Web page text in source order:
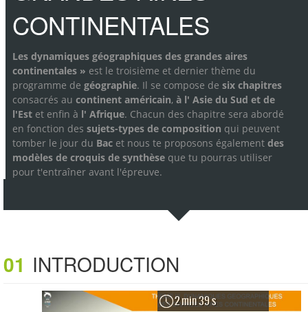
CONTINENTALES
Les dynamiques géographiques des grandes aires
continentales » est le troisième et dernier thème du
programme de géographie. Il se compose de six chapitres
consacrés au continent américain, à l' Asie du Sud et de
l'Est et enfin à l' Afrique. Chacun des chapitre sera abordé
en fonction des sujets-types de composition qui peuvent
tomber le jour du Bac et nous te proposons également des
modèles de croquis de synthèse que tu pourras utiliser
pour t'entraîner avant l'épreuve.
01 INTRODUCTION
2 min 39 s